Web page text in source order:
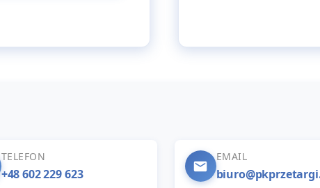
TELEFON
+48 602 229 623
EMAIL